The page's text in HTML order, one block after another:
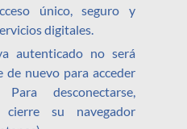
único, seguro y
digitales.
autenticado no será
de nuevo para acceder
desconectarse,
cierre su navegador